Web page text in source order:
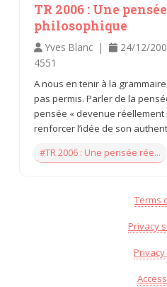
TR 2006 : Une
philosophique
Yves Blanc | 24/12/
4551
A nous en tenir à la
pas permis. Parler de la
pensée « devenue réellement
renforcer l’idée de son
#TR 2006 : Une pensée rée...
Terms
Privacy